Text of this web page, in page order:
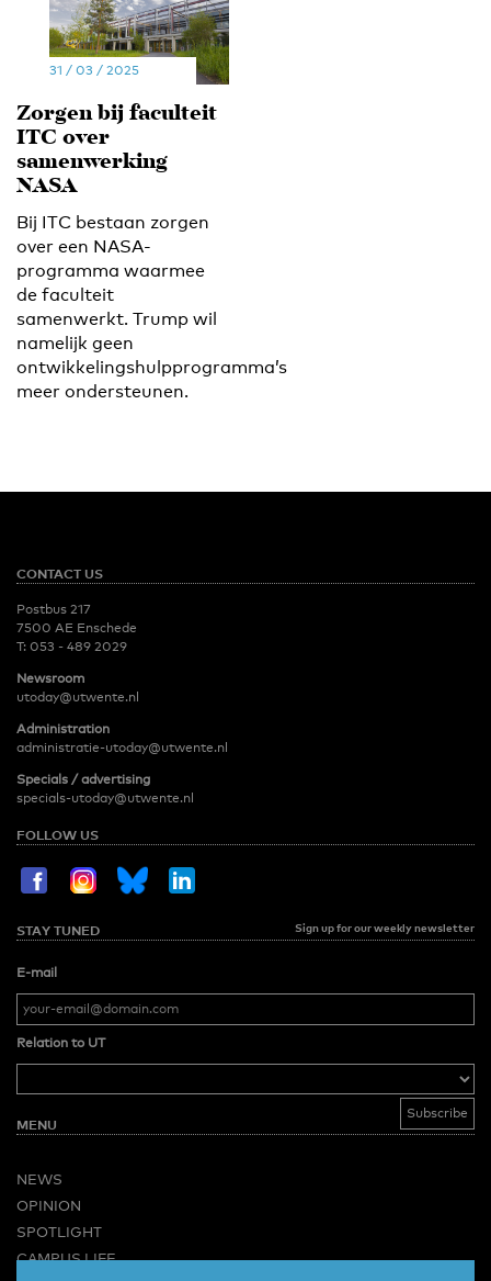
31 / 03 / 2025
Zorgen bij faculteit
ITC over
samenwerking
NASA
Bij ITC bestaan zorgen
over een NASA-
programma waarmee
de faculteit
samenwerkt. Trump wil
namelijk geen
ontwikkelingshulpprogramma’s
meer ondersteunen.
CONTACT US
Postbus 217
7500 AE Enschede
T: 053 - 489 2029
Newsroom
utoday@utwente.nl
Administration
administratie-utoday@utwente.nl
Specials / advertising
specials-utoday@utwente.nl
FOLLOW US
STAY TUNED Sign up for our weekly newsletter
E-mail
Relation to UT
MENU
NEWS
OPINION
SPOTLIGHT
CAMPUS LIFE